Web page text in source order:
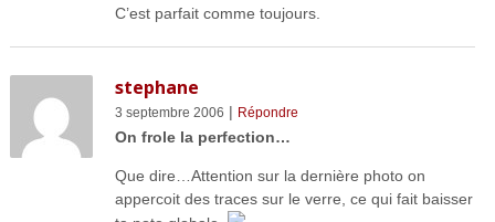
C’est parfait comme toujours.
stephane
3 septembre 2006 | Répondre
On frole la perfection…
Que dire…Attention sur la dernière photo on
appercoit des traces sur le verre, ce qui fait baisser